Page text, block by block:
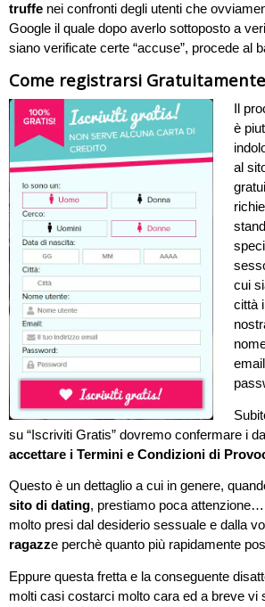
truffe nei confronti degli utenti che
Google il quale dopo averlo sottoposto a
siano verificate certe “accuse”, procede al
Come registrarsi
Il
è
al
cui
città
su “Iscriviti Gratis” dovremo confermare i
accettare i Termini e Condizioni di
Questo è un dettaglio a cui in genere,
sito di dating, prestiamo poca
molto presi dal desiderio sessuale e dalla
ragazze perchè quanto più rapidamente
Eppure questa fretta e la conseguente
molti casi costarci molto cara ed a breve vi